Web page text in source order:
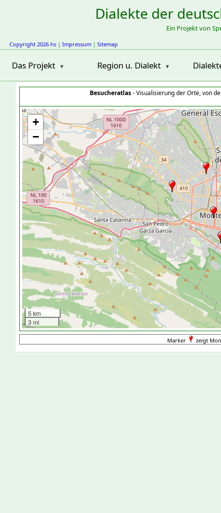
Dialekte der
Ein Projekt von
Copyright 2026 hs | Impressum | Sitemap
Das Projekt Region u. Dialekt
Besucheratlas- Visualisierung der Orte, von
+
−
5 km
3 mi
Marker zeigt